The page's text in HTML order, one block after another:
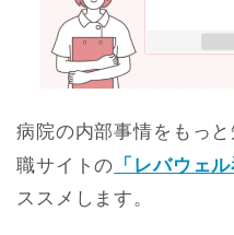
病院の内部事情をもっ
職サイトの 「レバウェル
ススメします。